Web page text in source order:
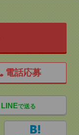
電話応募
LINEで送る